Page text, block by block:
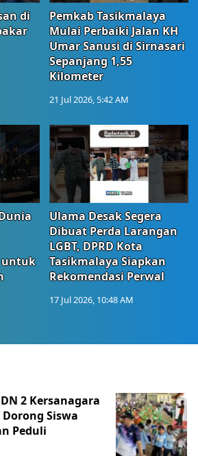
di
Pemkab Tasikmalaya
Mulai Perbaiki Jalan KH
Umar Sanusi di Sirnasari
Sepanjang 1,55
Kilometer
21 Jul 2026, 5:42 AM
untuk
Ulama Desak Segera
Dibuat Perda Larangan
LGBT, DPRD Kota
Tasikmalaya Siapkan
Rekomendasi Perwal
17 Jul 2026, 10:48 AM
2 Kersanagara
Siswa
Peduli